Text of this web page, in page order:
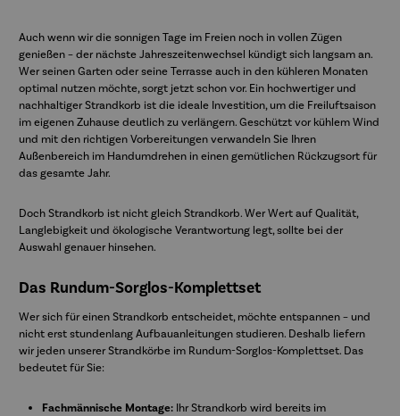
Auch wenn wir die sonnigen Tage im Freien noch in vollen Zügen
genießen – der nächste Jahreszeitenwechsel kündigt sich langsam an.
Wer seinen Garten oder seine Terrasse auch in den kühleren Monaten
optimal nutzen möchte, sorgt jetzt schon vor. Ein hochwertiger und
nachhaltiger Strandkorb ist die ideale Investition, um die Freiluftsaison
im eigenen Zuhause deutlich zu verlängern. Geschützt vor kühlem Wind
und mit den richtigen Vorbereitungen verwandeln Sie Ihren
Außenbereich im Handumdrehen in einen gemütlichen Rückzugsort für
das gesamte Jahr.
Doch Strandkorb ist nicht gleich Strandkorb. Wer Wert auf Qualität,
Langlebigkeit und ökologische Verantwortung legt, sollte bei der
Auswahl genauer hinsehen.
Das Rundum-Sorglos-Komplettset
Wer sich für einen Strandkorb entscheidet, möchte entspannen – und
nicht erst stundenlang Aufbauanleitungen studieren. Deshalb liefern
wir jeden unserer Strandkörbe im Rundum-Sorglos-Komplettset. Das
bedeutet für Sie:
Fachmännische Montage:Ihr Strandkorb wird bereits im